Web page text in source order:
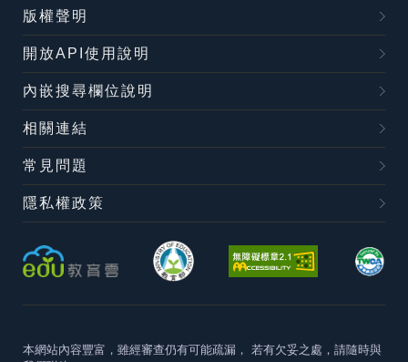
版權聲明
開放API使用說明
內嵌搜尋欄位說明
相關連結
常見問題
隱私權政策
本網站內容豐富，雖經審查仍有可能疏漏， 若有欠妥之處，請隨時與